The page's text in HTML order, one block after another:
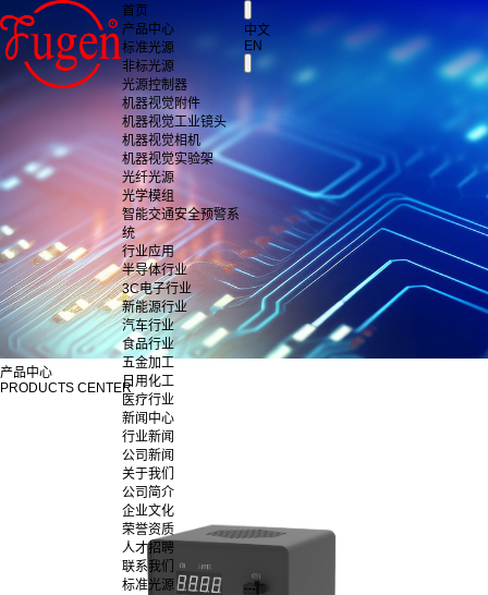
首页
产品中心
标准光源
非标光源
光源控制器
机器视觉附件
机器视觉工业镜头
机器视觉相机
机器视觉实验架
光纤光源
光学模组
智能交通安全预警系
统
行业应用
半导体行业
3C电子行业
新能源行业
汽车行业
食品行业
五金加工
日用化工
医疗行业
新闻中心
行业新闻
公司新闻
关于我们
公司简介
企业文化
荣誉资质
人才招聘
联系我们
标准光源
中文
EN
产品中心
PRODUCTS CENTER